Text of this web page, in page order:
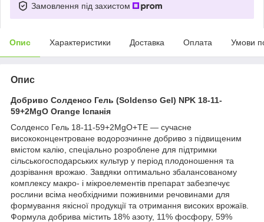
Замовлення під захистом
Опис Характеристики Доставка Оплата Умови
Опис
Добриво Солденсо Гель (Soldenso Gel) NPK 18-11-
59+2MgO Orange Іспанія
Солденсо Гель 18-11-59+2MgO+TE — сучасне
висококонцентроване водорозчинне добриво з підвищеним
вмістом калію, спеціально розроблене для підтримки
сільськогосподарських культур у період плодоношення та
дозрівання врожаю. Завдяки оптимально збалансованому
комплексу макро- і мікроелементів препарат забезпечує
рослини всіма необхідними поживними речовинами для
формування якісної продукції та отримання високих врожаїв.
Формула добрива містить 18% азоту, 11% фосфору, 59%